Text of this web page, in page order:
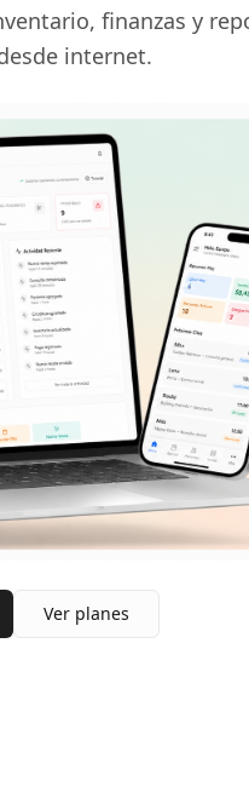
finanzas y
internet.
Ver planes